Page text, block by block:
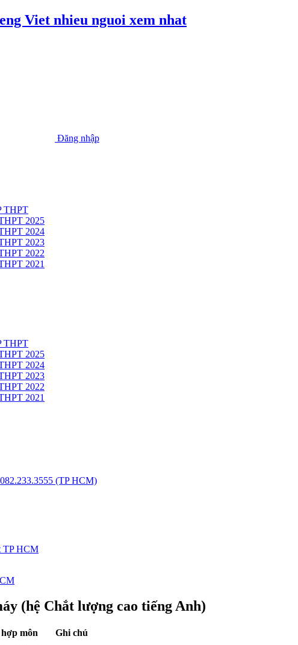
Đăng nhập
THPT
2025
2024
2023
2022
2021
THPT
2025
2024
2023
2022
2021
082.233.3555 (TP HCM)
TP HCM
(hệ Chắt lượng cao tiếng Anh)
môn
Ghi chú